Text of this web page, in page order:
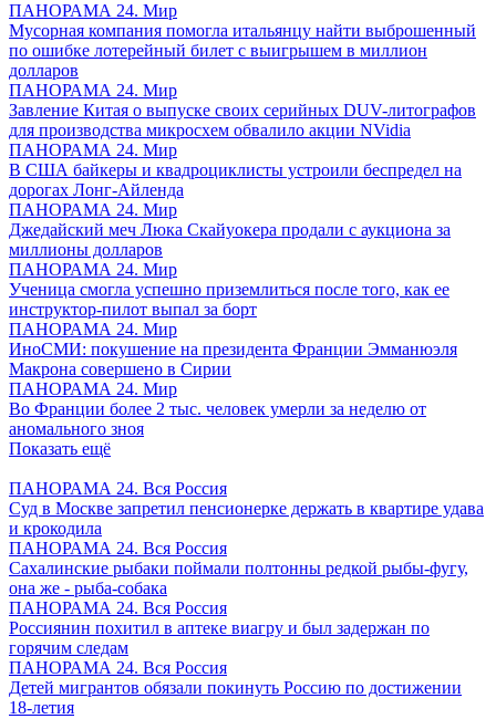
ПАНОРАМА 24. Мир
Мусорная компания помогла итальянцу найти выброшенный
по ошибке лотерейный билет с выигрышем в миллион
долларов
ПАНОРАМА 24. Мир
Завление Китая о выпуске своих серийных DUV-литографов
для производства микросхем обвалило акции NVidia
ПАНОРАМА 24. Мир
В США байкеры и квадроциклисты устроили беспредел на
дорогах Лонг-Айленда
ПАНОРАМА 24. Мир
Джедайский меч Люка Скайуокера продали с аукциона за
миллионы долларов
ПАНОРАМА 24. Мир
Ученица смогла успешно приземлиться после того, как ее
инструктор-пилот выпал за борт
ПАНОРАМА 24. Мир
ИноСМИ: покушение на президента Франции Эмманюэля
Макрона совершено в Сирии
ПАНОРАМА 24. Мир
Во Франции более 2 тыс. человек умерли за неделю от
аномального зноя
Показать ещё
ПАНОРАМА 24. Вся Россия
Суд в Москве запретил пенсионерке держать в квартире удава
и крокодила
ПАНОРАМА 24. Вся Россия
Сахалинские рыбаки поймали полтонны редкой рыбы-фугу,
она же - рыба-собака
ПАНОРАМА 24. Вся Россия
Россиянин похитил в аптеке виагру и был задержан по
горячим следам
ПАНОРАМА 24. Вся Россия
Детей мигрантов обязали покинуть Россию по достижении
18-летия